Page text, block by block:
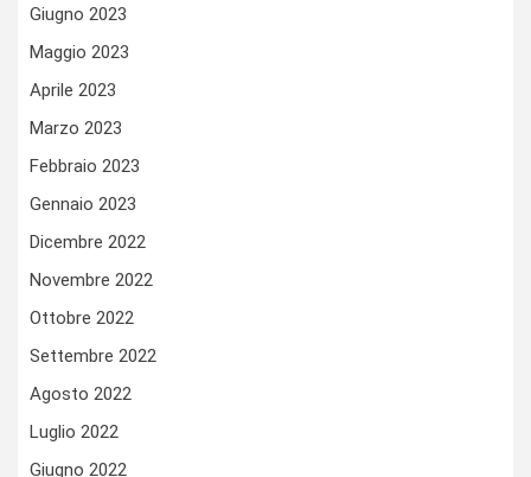
Giugno 2023
Maggio 2023
Aprile 2023
Marzo 2023
Febbraio 2023
Gennaio 2023
Dicembre 2022
Novembre 2022
Ottobre 2022
Settembre 2022
Agosto 2022
Luglio 2022
Giugno 2022